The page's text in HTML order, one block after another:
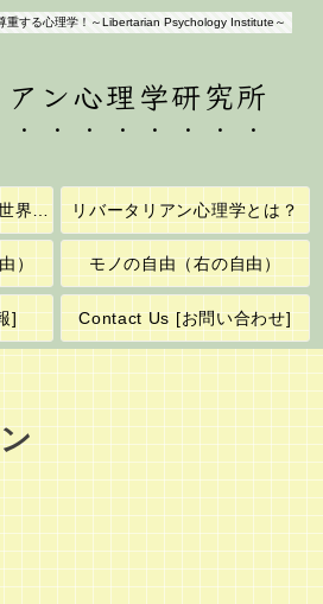
重する心理学！～Libertarian Psychology Institute～
ン心理学研究所
リバータリアン心理学の世界へようこそ！ リバータリアン心理学とは？
） モノの自由（右の自由）
] Contact Us [お問い合わせ]